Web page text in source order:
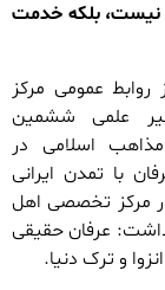
نیست، بلکه خدمت
روابط عمومی مرکز
علمی ششمین
اسلامی در
با تمدن ایرانی
مرکز تخصصی اهل
عرفان حقیقی
و ترک دنیا.